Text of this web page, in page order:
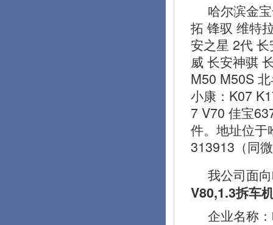
哈尔滨金
拓 锋驭 维特
安之星 2代
威 长安神骐
M50 M50S
小康：K07
7 V70 佳宝
件。地址位于
313913（同
我公司面
V80,1.3拆车
企业名称